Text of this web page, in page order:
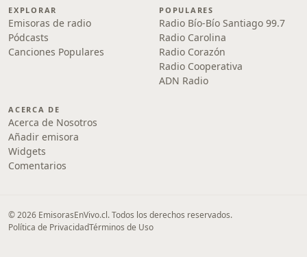
EXPLORAR
Emisoras de radio
Pódcasts
Canciones Populares
POPULARES
Radio Bío-Bío Santiago 99.7
Radio Carolina
Radio Corazón
Radio Cooperativa
ADN Radio
ACERCA DE
Acerca de Nosotros
Añadir emisora
Widgets
Comentarios
© 2026 EmisorasEnVivo.cl. Todos los derechos reservados.
Política de PrivacidadTérminos de Uso